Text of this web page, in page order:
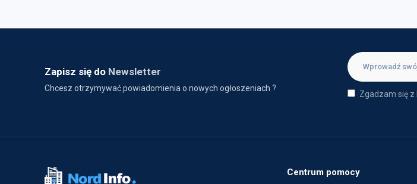
Zapisz się do Newsletter
Chcesz otrzymywać powiadomienia o nowych ogłoszeniach ?
Zgadzam się z
Centrum pomocy